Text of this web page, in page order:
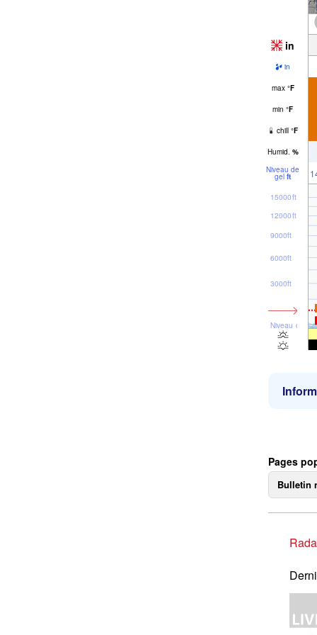
in
in
max °F
min °F
chill °F
Humid. %
Niveau de
gel ft
Niveau de la
3000ft
6000ft
9000ft
12000ft
15000ft
Pages
Bulletin